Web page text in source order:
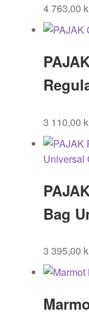
4 763,00
3 110,00
Bag
3 395,00